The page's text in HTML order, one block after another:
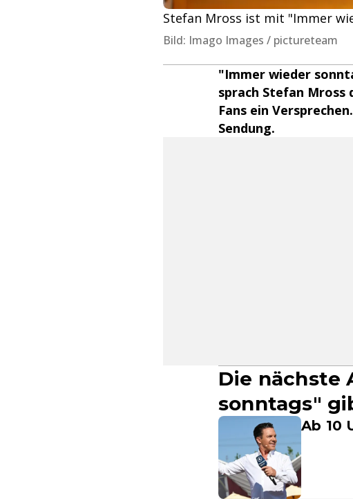
Stefan Mross ist mit "Immer
Bild: Imago Images / pictureteam
"Immer wieder
sprach Stefan Mross
Fans ein
Sendung.
Die nächste
sonntags"
Ab 10